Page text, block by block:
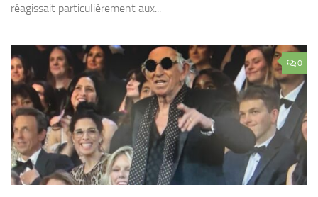
réagissait particulièrement aux...
0